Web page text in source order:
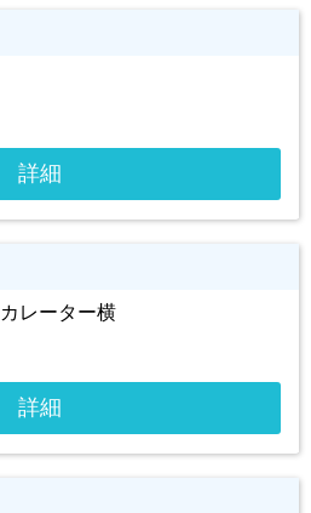
詳細
レーター横
詳細